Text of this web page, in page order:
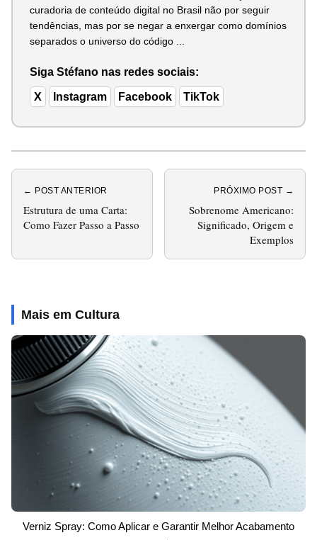
curadoria de conteúdo digital no Brasil não por seguir
tendências, mas por se negar a enxergar como domínios
separados o universo do código ...
Siga Stéfano nas redes sociais:
X Instagram Facebook TikTok
← POST ANTERIOR
Estrutura de uma Carta:
Como Fazer Passo a Passo
PRÓXIMO POST →
Sobrenome Americano:
Significado, Origem e
Exemplos
Mais em Cultura
Verniz Spray: Como Aplicar e Garantir Melhor Acabamento